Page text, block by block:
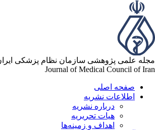
علمی پژوهشی سازمان نظام پزشکی ایران
Journal of Medical Council of
صفحه اصلی
اطلاعات نشریه
درباره نشریه
هیات تحریریه
اهداف و زمینه‌ها